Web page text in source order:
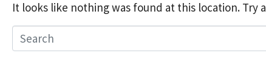
It looks like nothing was found at this location. Try